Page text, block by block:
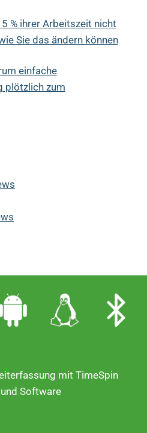
% ihrer Arbeitszeit nicht
Sie das ändern können
einfache
plötzlich zum
mit TimeSpin
Software